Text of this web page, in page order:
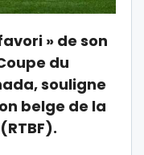
» de son
du
souligne
belge de la